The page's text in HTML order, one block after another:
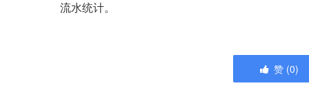
流水统计。
赞 (0)